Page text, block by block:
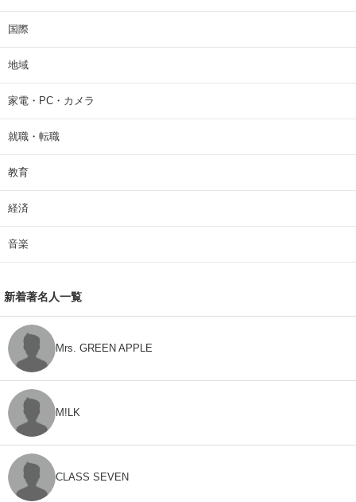
国際
地域
家電・PC・カメラ
就職・転職
教育
経済
音楽
新着著名人一覧
Mrs. GREEN APPLE
M!LK
CLASS SEVEN